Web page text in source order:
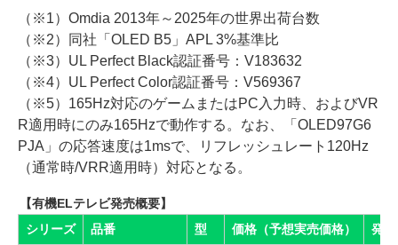
（※1）Omdia 2013年～2025年の世界出荷台数
（※2）同社「OLED B5」APL 3%基準比
（※3）UL Perfect Black認証番号：V183632
（※4）UL Perfect Color認証番号：V569367
（※5）165Hz対応のゲームまたはPC入力時、およびVR
R適用時にのみ165Hzで動作する。なお、「OLED97G6
PJA」の応答速度は1msで、リフレッシュレート120Hz
（通常時/VRR適用時）対応となる。
【有機ELテレビ発売概要】
シリーズ
品番 型 価格（予想実売価格） 発